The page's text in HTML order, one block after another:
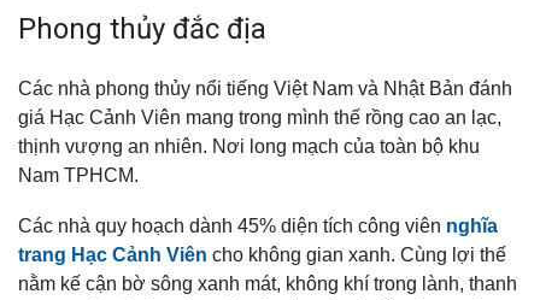
Phong thủy đắc địa
Các nhà phong thủy nổi tiếng Việt Nam và Nhật Bản đánh
giá Hạc Cảnh Viên mang trong mình thế rồng cao an lạc,
thịnh vượng an nhiên. Nơi long mạch của toàn bộ khu
Nam TPHCM.
Các nhà quy hoạch dành 45% diện tích công viên nghĩa
trang Hạc Cảnh Viên cho không gian xanh. Cùng lợi thế
nằm kế cận bờ sông xanh mát, không khí trong lành, thanh